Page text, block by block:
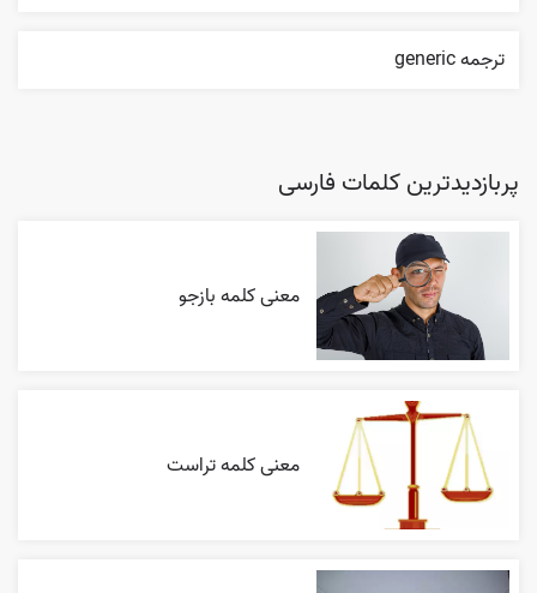
ترجمه generic
پربازدیدترین کلمات فارسی
معنی کلمه بازجو
معنی کلمه تراست